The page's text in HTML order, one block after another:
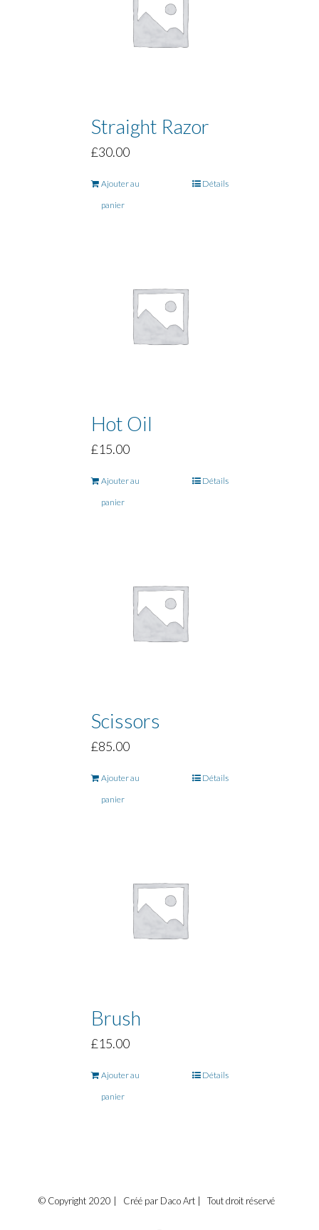
Straight Razor
£30.00
Ajouter au
panier
Détails
Hot Oil
£15.00
Ajouter au
panier
Détails
Scissors
£85.00
Ajouter au
panier
Détails
Brush
£15.00
Ajouter au
panier
Détails
© Copyright 2020 | Créé par Daco Art | Tout droit réservé